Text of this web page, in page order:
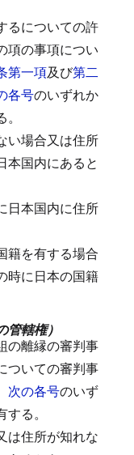
るについての許
項の事項につい
第一項及び第二
各号のいずれか
い場合又は住所
本国内にあると
日本国内に住所
籍を有する場合
時に日本の国籍
管轄権）
の離縁の審判事
ついての審判事
次の各号のいず
る。
は住所が知れな